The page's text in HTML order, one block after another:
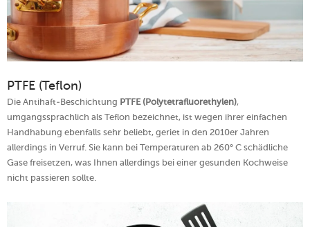
PTFE (Teflon)
Die Antihaft-Beschichtung PTFE (Polytetrafluorethylen),
umgangssprachlich als Teflon bezeichnet, ist wegen ihrer einfachen
Handhabung ebenfalls sehr beliebt, geriet in den 2010er Jahren
allerdings in Verruf. Sie kann bei Temperaturen ab 260° C schädliche
Gase freisetzen, was Ihnen allerdings bei einer gesunden Kochweise
nicht passieren sollte.